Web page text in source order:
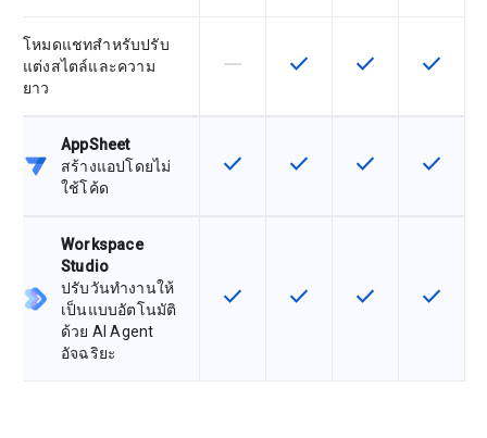
โหมดแชทสำหรับปรับ
แต่งสไตล์และความ
ยาว
ฟีเจอร์นี้ใช้ไม่ได้กับ SKU นี้
horizontal_rule ฟีเจอร์นี้ใช้ได้กับ SKU
check ฟีเจอร์นี้ใช้ได้กับ
check ฟีเจอร์นี้
check
AppSheet
สร้างแอปโดยไม่
ใช้โค้ด
ฟีเจอร์นี้ใช้ได้กับ SKU
check ฟีเจอร์นี้ใช้ได้กับ SKU
check ฟีเจอร์นี้ใช้ได้กับ
check ฟีเจอร์นี้
check
Workspace
Studio
ปรับวันทำงานให้
เป็นแบบอัตโนมัติ
ด้วย AI Agent
อัจฉริยะ
ฟีเจอร์นี้ใช้ได้กับ SKU
check ฟีเจอร์นี้ใช้ได้กับ SKU
check ฟีเจอร์นี้ใช้ได้กับ
check ฟีเจอร์นี้
check